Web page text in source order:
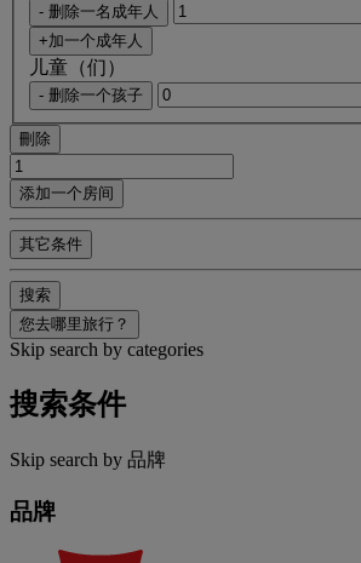
- 删除一名成年人
+加一个成年人
儿童（们）
- 删除一个孩子
刪除
添加一个房间
其它条件
搜索
您去哪里旅行？
Skip search by categories
搜索条件
Skip search by 品牌
品牌